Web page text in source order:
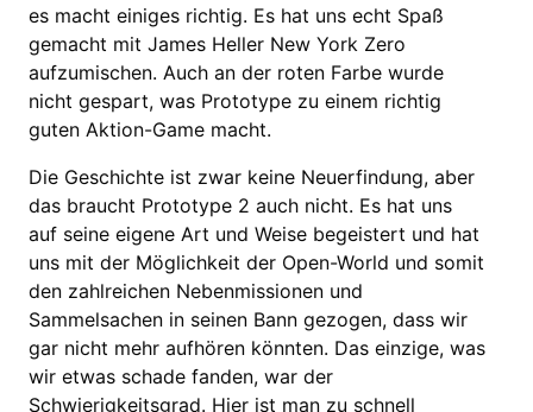
es macht einiges richtig. Es hat uns echt Spaß
gemacht mit James Heller New York Zero
aufzumischen. Auch an der roten Farbe wurde
nicht gespart, was Prototype zu einem richtig
guten Aktion-Game macht.
Die Geschichte ist zwar keine Neuerfindung, aber
das braucht Prototype 2 auch nicht. Es hat uns
auf seine eigene Art und Weise begeistert und hat
uns mit der Möglichkeit der Open-World und somit
den zahlreichen Nebenmissionen und
Sammelsachen in seinen Bann gezogen, dass wir
gar nicht mehr aufhören könnten. Das einzige, was
wir etwas schade fanden, war der
Schwierigkeitsgrad. Hier ist man zu schnell